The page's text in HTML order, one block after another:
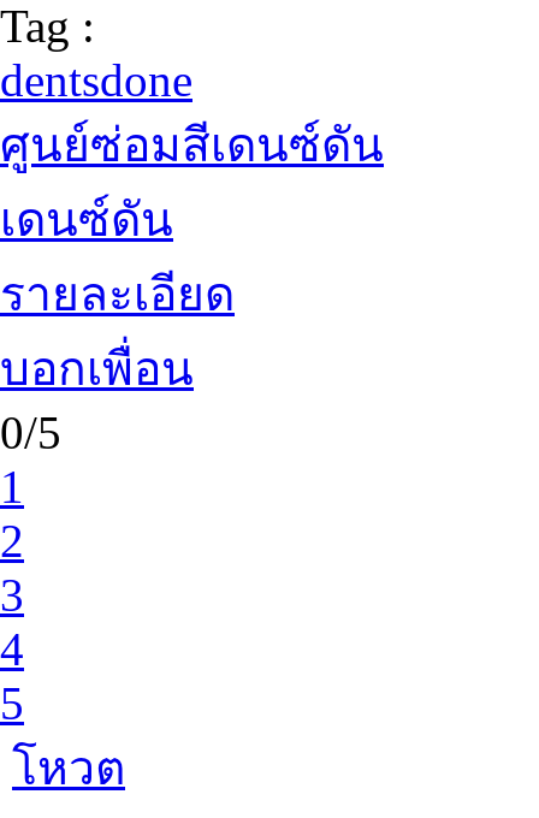
Tag :
dentsdone
ศูนย์ซ่อมสีเดนซ์ดัน
เดนซ์ดัน
รายละเอียด
บอกเพื่อน
0/5
1
2
3
4
5
โหวต